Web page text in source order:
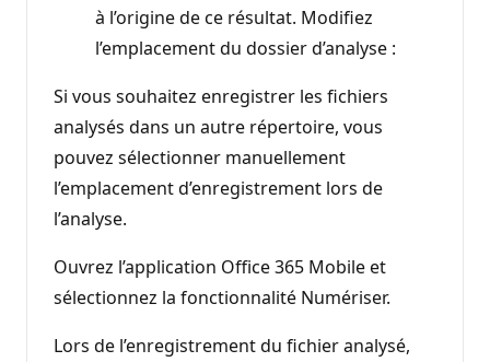
à l’origine de ce résultat. Modifiez
l’emplacement du dossier d’analyse :
Si vous souhaitez enregistrer les fichiers
analysés dans un autre répertoire, vous
pouvez sélectionner manuellement
l’emplacement d’enregistrement lors de
l’analyse.
Ouvrez l’application Office 365 Mobile et
sélectionnez la fonctionnalité Numériser.
Lors de l’enregistrement du fichier analysé,